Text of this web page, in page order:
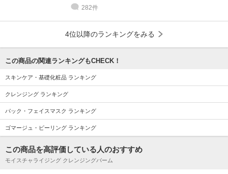
282件
4位以降のランキングをみる
この商品の関連ランキングもCHECK！
スキンケア・基礎化粧品 ランキング
クレンジング ランキング
パック・フェイスマスク ランキング
ゴマージュ・ピーリング ランキング
この商品を高評価している人のおすすめ
モイスチャライジング クレンジングバーム